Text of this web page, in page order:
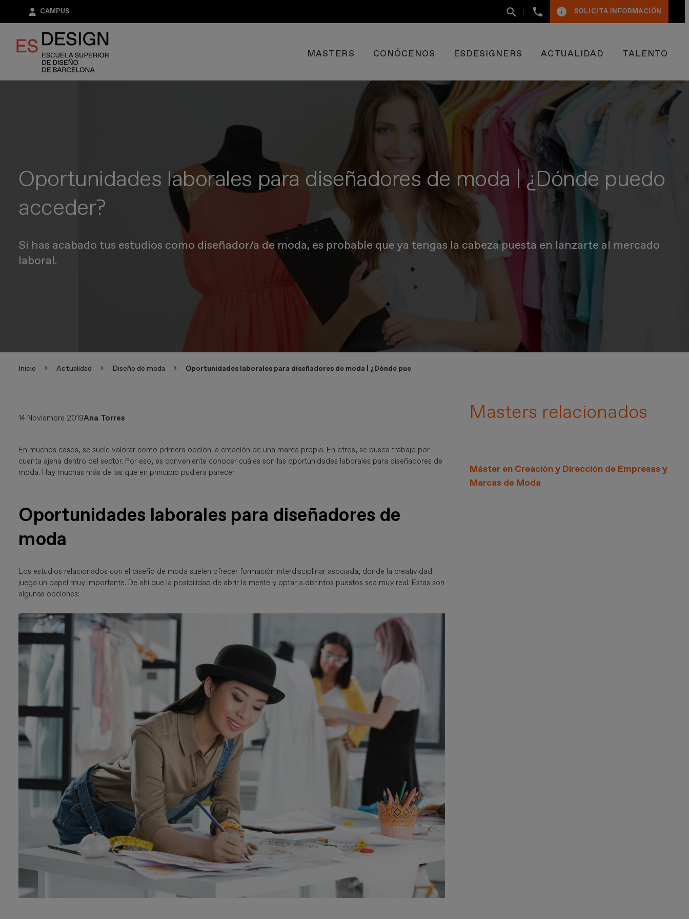
principal
CAMPUS +34
93
SOLICITA INFORMACIÓN
MASTERS CONÓCENOS ESDESIGNERS ACTUALIDAD TALENTO
Oportunidades laborales para diseñadores de moda | ¿Dónde puedo
acceder?
Si has acabado tus estudios como diseñador/a de moda, es probable que ya tengas la cabeza puesta en lanzarte al mercado
laboral.
Inicio Actualidad Diseño de moda Oportunidades laborales para diseñadores de moda | ¿Dónde puedo acceder?
14 Noviembre 2019Ana Torres
En muchos casos, se suele valorar como primera opción la creación de una marca propia. En otros, se busca trabajo por
cuenta ajena dentro del sector. Por eso, es conveniente conocer cuáles son las oportunidades laborales para diseñadores de
moda. Hay muchas más de las que en principio pudiera parecer.
Oportunidades laborales para diseñadores de
moda
Los estudios relacionados con el diseño de moda suelen ofrecer formación interdisciplinar asociada, donde la creatividad
juega un papel muy importante. De ahí que la posibilidad de abrir la mente y optar a distintos puestos sea muy real. Estas son
algunas opciones:
Masters relacionados
Máster en Creación y Dirección de Empresas y
Marcas de Moda